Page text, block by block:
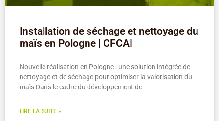
Installation de séchage et nettoyage du
maïs en Pologne | CFCAI
Nouvelle réalisation en Pologne : une solution intégrée de
nettoyage et de séchage pour optimiser la valorisation du
maïs Dans le cadre du développement de
LIRE LA SUITE »